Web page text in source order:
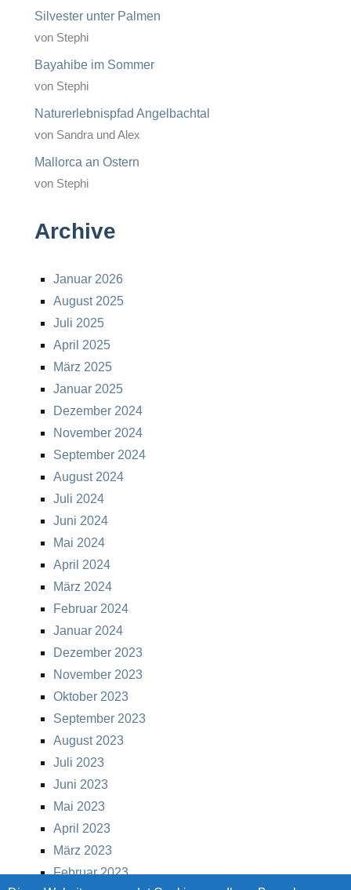
Silvester unter Palmen
von Stephi
Bayahibe im Sommer
von Stephi
Naturerlebnispfad Angelbachtal
von Sandra und Alex
Mallorca an Ostern
von Stephi
Archive
Januar 2026
August 2025
Juli 2025
April 2025
März 2025
Januar 2025
Dezember 2024
November 2024
September 2024
August 2024
Juli 2024
Juni 2024
Mai 2024
April 2024
März 2024
Februar 2024
Januar 2024
Dezember 2023
November 2023
Oktober 2023
September 2023
August 2023
Juli 2023
Juni 2023
Mai 2023
April 2023
März 2023
Februar 2023